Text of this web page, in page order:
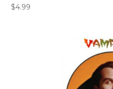
$4.99